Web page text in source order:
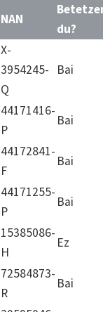
NAN
du?
X-
3954245-
Q
Bai
44171416-
P
Bai
44172841-
F
Bai
44171255-
P
Bai
15385086-
H
Ez
72584873-
R
Bai